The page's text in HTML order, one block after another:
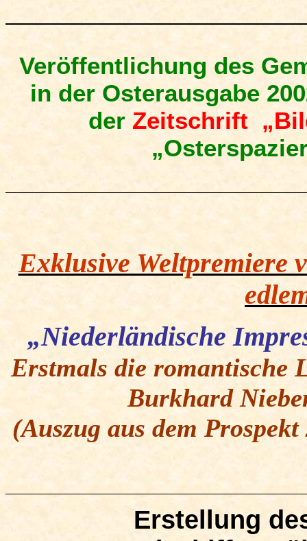
Veröffentlichung des
in der Osterausgabe
der Zeitschrift
Exklusive
„Niederländische
Erstmals die romantische
Burkhard
(Auszug aus dem
Erstellung